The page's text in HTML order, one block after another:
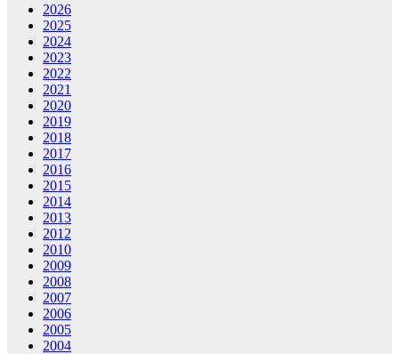
2026
2025
2024
2023
2022
2021
2020
2019
2018
2017
2016
2015
2014
2013
2012
2010
2009
2008
2007
2006
2005
2004